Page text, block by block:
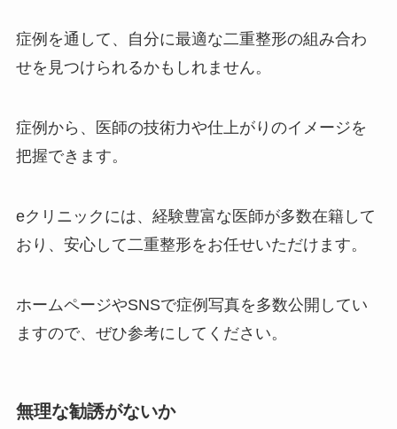
症例を通して、自分に最適な二重整形の組み合わ
せを見つけられるかもしれません。
症例から、医師の技術力や仕上がりのイメージを
把握できます。
eクリニックには、経験豊富な医師が多数在籍して
おり、安心して二重整形をお任せいただけます。
ホームページやSNSで症例写真を多数公開してい
ますので、ぜひ参考にしてください。
無理な勧誘がないか